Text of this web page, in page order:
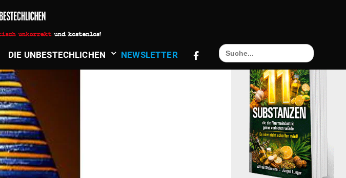
DIE UNBE­STECH­LICHEN NEWS­LETTER
Search
for: